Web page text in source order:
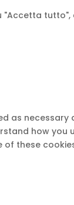
tutto",
as
how you
of these